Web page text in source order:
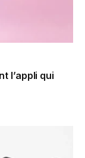
l’appli qui